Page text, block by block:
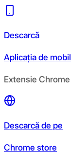
Descarcă
Aplicația de mobil
Extensie Chrome
Descarcă de pe
Chrome store